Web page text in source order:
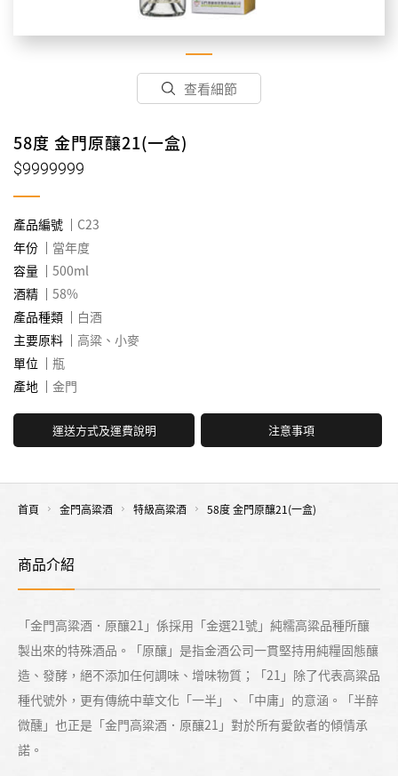
查看細節
58度 金門原釀21(一盒)
$9999999
產品編號
C23
年份
當年度
容量
500ml
酒精
58%
產品種類
白酒
主要原料
高粱、小麥
單位
瓶
產地
金門
運送方式及運費說明 注意事項
首頁 金門高粱酒 特級高粱酒 58度 金門原釀21(一盒)
商品介紹
「金門高粱酒．原釀21」係採用「金選21號」純糯高粱品種所釀
製出來的特殊酒品。「原釀」是指金酒公司一貫堅持用純糧固態釀
造、發酵，絕不添加任何調味、增味物質；「21」除了代表高粱品
種代號外，更有傳統中華文化「一半」、「中庸」的意涵。「半醉
微醺」也正是「金門高粱酒．原釀21」對於所有愛飲者的傾情承
諾。